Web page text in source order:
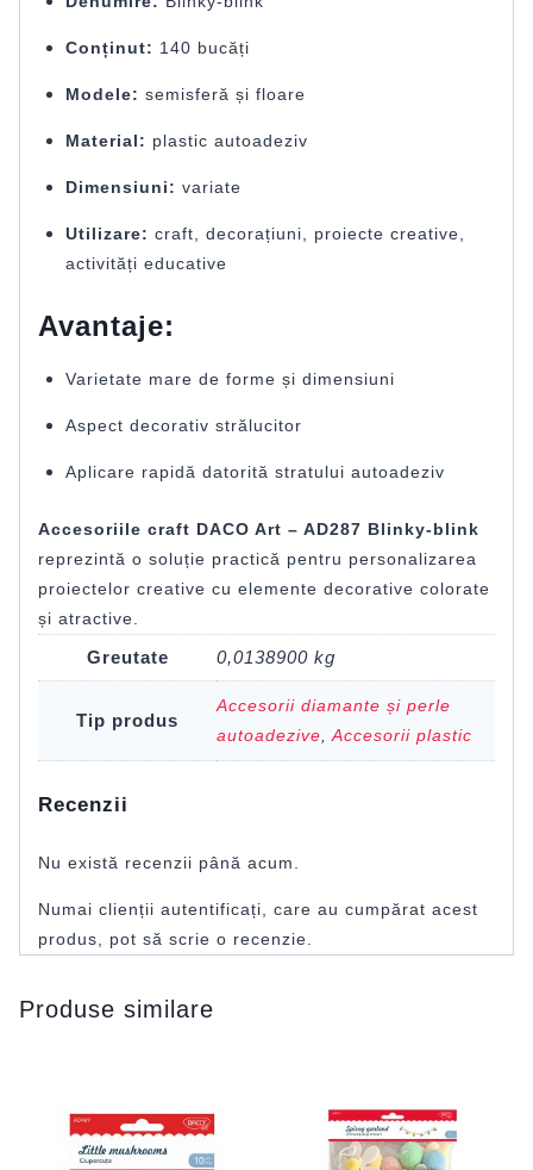
Conținut: 140 bucăți
Modele: semisferă și floare
Material: plastic autoadeziv
Dimensiuni: variate
Utilizare: craft, decorațiuni, proiecte creative,
activități educative
Avantaje:
Varietate mare de forme și dimensiuni
Aspect decorativ strălucitor
Aplicare rapidă datorită stratului autoadeziv
Accesoriile craft DACO Art – AD287 Blinky-blink
reprezintă o soluție practică pentru personalizarea
proiectelor creative cu elemente decorative colorate
și atractive.
Greutate 0,0138900 kg
Tip produs
Accesorii diamante și perle
autoadezive
Accesorii plastic
Recenzii
Nu există recenzii până acum.
Numai clienții autentificați, care au cumpărat acest
produs, pot să scrie o recenzie.
Produse similare